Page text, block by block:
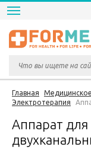
Главная
Электротерапия
Аппарат